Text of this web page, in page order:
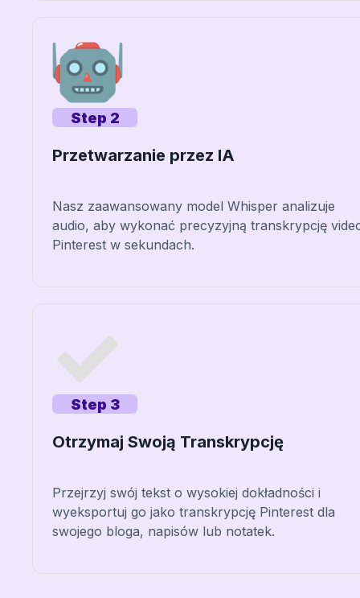
Step 2
Przetwarzanie przez IA
Nasz zaawansowany model Whisper analizuje
audio, aby wykonać precyzyjną transkrypcję
Pinterest w sekundach.
Step 3
Otrzymaj Swoją Transkrypcję
Przejrzyj swój tekst o wysokiej dokładności i
wyeksportuj go jako transkrypcję Pinterest dla
swojego bloga, napisów lub notatek.